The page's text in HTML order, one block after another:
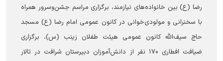
رضا (ع) بین خانواده‌های نیازمند، برگزاری مراسم جشن‌وسرور همراه
با سخنرانی و مولودی‌خوانی در کانون عمومی امام رضا (ع) مسجد
حاج سیف‌الله کانون عمومی هیئت طفلان زینب (س)، برگزاری
ضیافت افطاری ۱۷۰ نفر از دانش‌آموزان دبیرستان شرافت در تالار